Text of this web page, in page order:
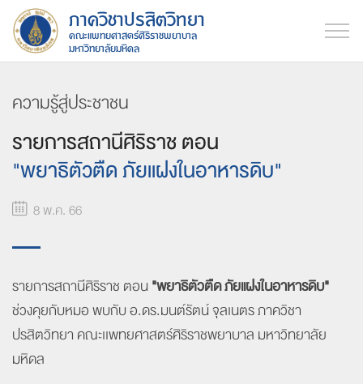
ความรู้สู่ประชาชน
รายการสถานีศิริราชตอน
"พยาธิตัวตืดภัยแฝงในอาหารดิบ"
8 พ.ค. 66
รายการสถานีศิริราช ตอน "พยาธิตัวตืดภัยแฝงในอาหารดิบ"
ช่วงคุยกับหมอพบกับอ.ดร.มนต์รัตน์จุลเนตรภาควิชา
ปรสิตวิทยา คณะเเพทยศาสตร์ศิริราชพยาบาล มหาวิทยาลัย
มหิดล
ภาควิชาปรสิตวิทยา
คณะแพทยศาสตร์ศิริราชพยาบาล
มหาวิทยาลัยมหิดล